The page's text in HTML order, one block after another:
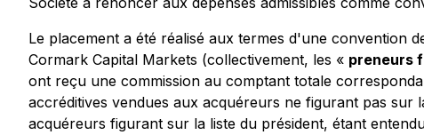
Le placement a été réalisé aux termes d'une convention
Cormark Capital Markets (collectivement, les « preneurs
ont reçu une commission au comptant totale
accréditives vendues aux acquéreurs ne figurant pas
acquéreurs figurant sur la liste du président, étant